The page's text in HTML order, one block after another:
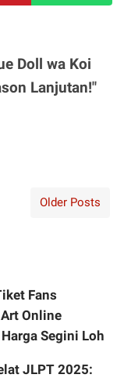
Doll wa Koi
Lanjutan!"
Older Posts
Fans
Online
Segini Loh
JLPT 2025: